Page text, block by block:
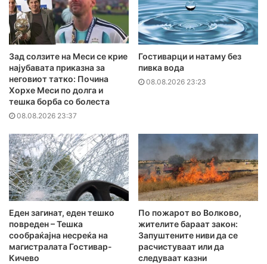
Зад солзите на Меси се крие
најубавата приказна за
неговиот татко: Почина
Хорхе Меси по долга и
тешка борба со болеста
08.08.2026 23:37
Гостиварци и натаму без
пивка вода
08.08.2026 23:23
Еден загинат, еден тешко
повреден – Тешка
сообраќајна несреќа на
магистралата Гостивар-
Кичево
По пожарот во Волково,
жителите бараат закон:
Запуштените ниви да се
расчистуваат или да
следуваат казни